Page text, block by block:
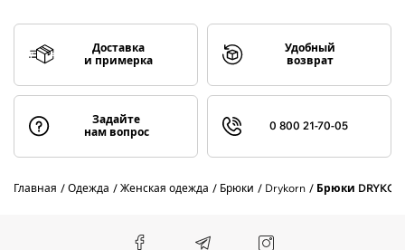
Доставка
и примерка
Удобный
возврат
Задайте
нам вопрос
0 800 21-70-05
Главная Одежда Женская одежда Брюки Drykorn Брюки